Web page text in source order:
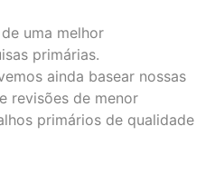
uma melhor
primárias.
ainda basear nossas
revisões de menor
primários de qualidade